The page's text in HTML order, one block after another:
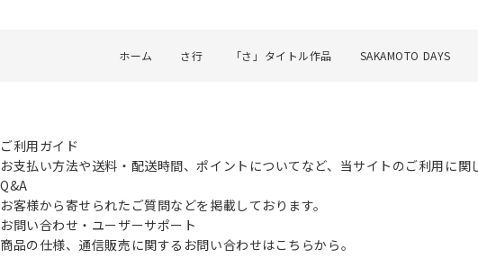
ホーム さ行 「さ」タイトル作品 SAKAMOTO DAYS
ご利用ガイド
お支払い方法や送料・配送時間、ポイントについてなど、当サイトのご利用に関
Q&A
お客様から寄せられたご質問などを掲載しております。
お問い合わせ・ユーザーサポート
商品の仕様、通信販売に関するお問い合わせはこちらから。